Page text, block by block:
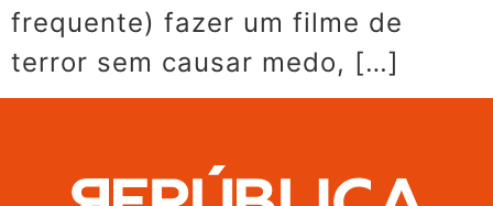
frequente) fazer um filme de
terror sem causar medo, […]